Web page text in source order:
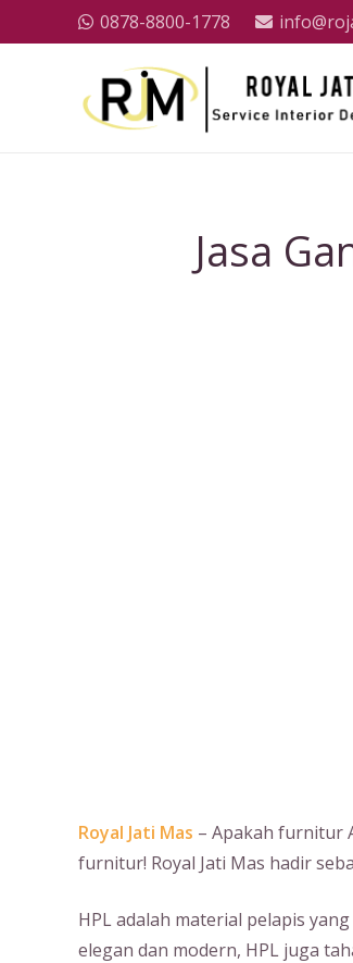
0878-8800-1778
Jasa
Royal Jati Mas – Apakah furnitur
furnitur! Royal Jati Mas hadir
HPL adalah material pelapis
elegan dan modern, HPL juga